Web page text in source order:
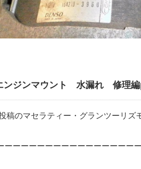
ンジンマウント 水漏れ 修理
稿のマセラティー・グランツーリズ
ーーーーーーーーーーーーーーーー